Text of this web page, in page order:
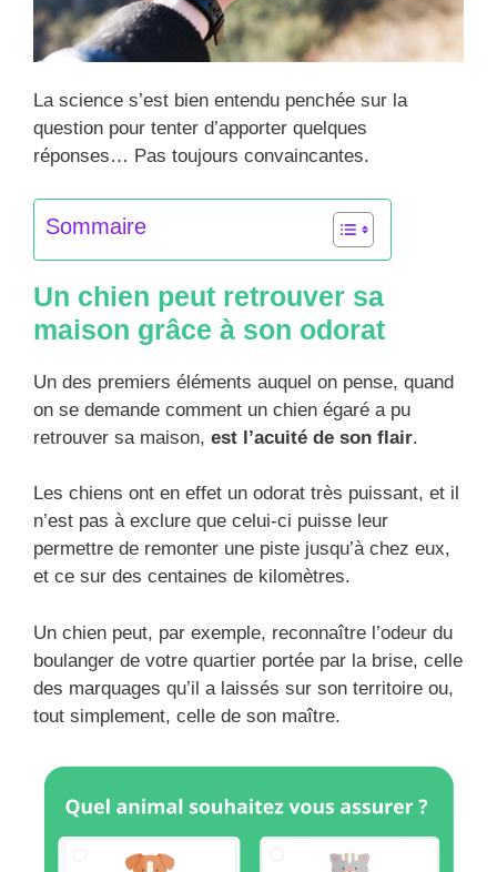
La science s’est bien entendu penchée sur la
question pour tenter d’apporter quelques
réponses… Pas toujours convaincantes.
Sommaire
Un chien peut retrouver sa
maison grâce à son odorat
Un des premiers éléments auquel on pense, quand
on se demande comment un chien égaré a pu
retrouver sa maison, est l’acuité de son flair.
Les chiens ont en effet un odorat très puissant, et il
n’est pas à exclure que celui-ci puisse leur
permettre de remonter une piste jusqu’à chez eux,
et ce sur des centaines de kilomètres.
Un chien peut, par exemple, reconnaître l’odeur du
boulanger de votre quartier portée par la brise, celle
des marquages qu’il a laissés sur son territoire ou,
tout simplement, celle de son maître.